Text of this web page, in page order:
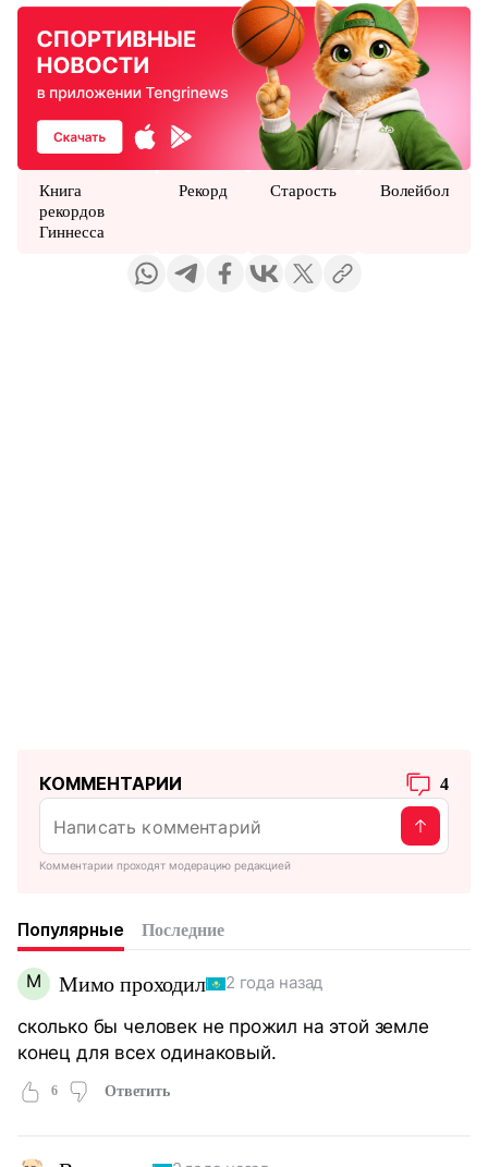
Книга
рекордов
Гиннесса
Рекорд Старость Волейбол
КОММЕНТАРИИ 4
Комментарии проходят модерацию редакцией
Популярные Последние
М Мимо проходил 2 года назад
сколько бы человек не прожил на этой земле
конец для всех одинаковый.
6 Ответить